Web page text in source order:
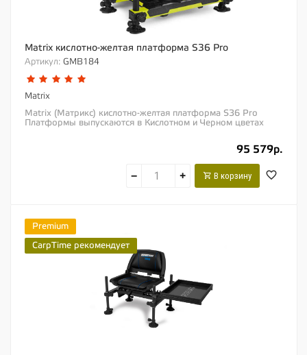
Matrix кислотно-желтая платформа S36 Pro
Артикул: GMB184
Matrix
Matrix (Матрикс) кислотно-желтая платформа S36 Pro
Платформы выпускаются в Кислотном и Черном цветах
95 579р.
− + В корзину
Premium
CarpTime рекомендует